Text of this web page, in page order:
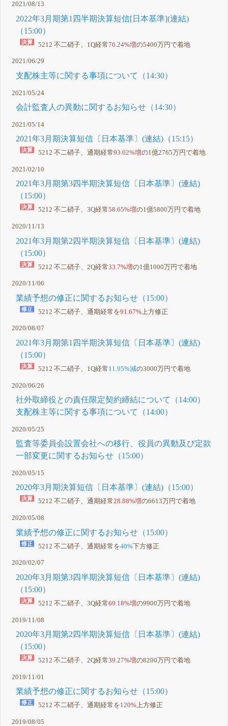
2021/08/13
2022年3月期第1四半期決算短信[日本基準](連結)
（15:00）
5212 不二硝子、1Q経常76.24%増の5400万円で着地
2021/06/29
支配株主等に関する事項について（14:30）
2021/05/24
会計監査人の異動に関するお知らせ（14:30）
2021/05/14
2021年3月期決算短信〔日本基準〕(連結)（15:15）
5212 不二硝子、通期経常93.02%増の1億2765万円で着地
2021/02/10
2021年3月期第3四半期決算短信〔日本基準〕(連結)
（15:00）
5212 不二硝子、3Q経常58.65%増の1億5800万円で着地
2020/11/13
2021年3月期第2四半期決算短信〔日本基準〕(連結)
（15:00）
5212 不二硝子、2Q経常33.7%増の1億1000万円で着地
2020/11/06
業績予想の修正に関するお知らせ（15:00）
5212 不二硝子、通期経常を91.67% 上方修正
2020/08/07
2021年3月期第1四半期決算短信〔日本基準〕(連結)
（15:00）
5212 不二硝子、1Q経常11.95%減の3000万円で着地
2020/06/26
社外取締役との責任限定契約締結について（14:00）
支配株主等に関する事項について（14:00）
2020/05/25
監査等委員会設置会社への移行、役員の異動及び定款
一部変更に関するお知らせ（15:00）
2020/05/15
2020年3月期決算短信〔日本基準〕(連結)（15:00）
5212 不二硝子、通期経常28.88%増の6613万円で着地
2020/05/08
業績予想の修正に関するお知らせ（15:00）
5212 不二硝子、通期経常を40%下方修正
2020/02/07
2020年3月期第3四半期決算短信〔日本基準〕(連結)
（15:00）
5212 不二硝子、3Q経常69.18%増の9900万円で着地
2019/11/08
2020年3月期第2四半期決算短信〔日本基準〕(連結)
（15:00）
5212 不二硝子、2Q経常39.27%増の8200万円で着地
2019/11/01
業績予想の修正に関するお知らせ（15:00）
5212 不二硝子、通期経常を120%上方修正
2019/08/05